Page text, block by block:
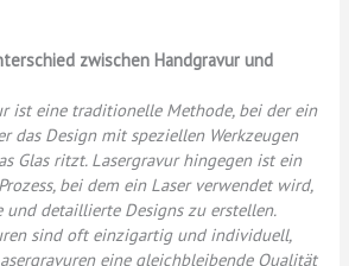
zwischen Handgravur und
ist eine traditionelle Methode, bei der ein
das Design mit speziellen Werkzeugen
Glas ritzt. Lasergravur hingegen ist ein
bei dem ein Laser verwendet wird,
und detaillierte Designs zu erstellen.
sind oft einzigartig und individuell,
eine gleichbleibende Qualität